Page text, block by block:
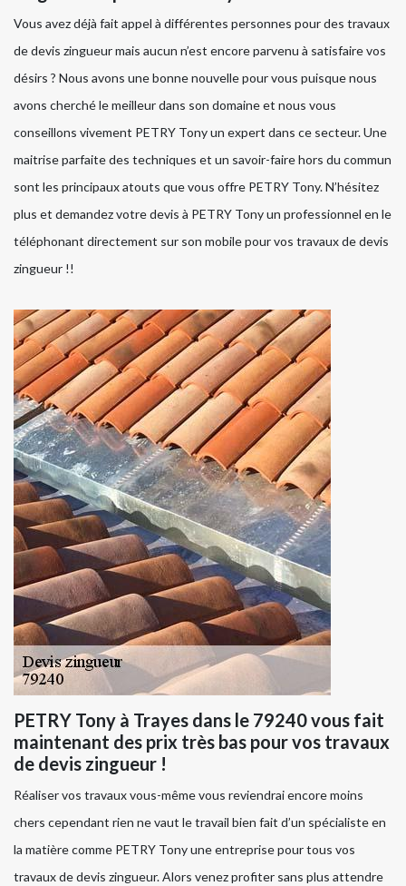
Vous avez déjà fait appel à différentes personnes pour des travaux
de devis zingueur mais aucun n’est encore parvenu à satisfaire vos
désirs ? Nous avons une bonne nouvelle pour vous puisque nous
avons cherché le meilleur dans son domaine et nous vous
conseillons vivement PETRY Tony un expert dans ce secteur. Une
maitrise parfaite des techniques et un savoir-faire hors du commun
sont les principaux atouts que vous offre PETRY Tony. N’hésitez
plus et demandez votre devis à PETRY Tony un professionnel en le
téléphonant directement sur son mobile pour vos travaux de devis
zingueur !!
PETRY Tony à Trayes dans le 79240 vous fait
maintenant des prix très bas pour vos travaux
de devis zingueur !
Réaliser vos travaux vous-même vous reviendrai encore moins
chers cependant rien ne vaut le travail bien fait d’un spécialiste en
la matière comme PETRY Tony une entreprise pour tous vos
travaux de devis zingueur. Alors venez profiter sans plus attendre